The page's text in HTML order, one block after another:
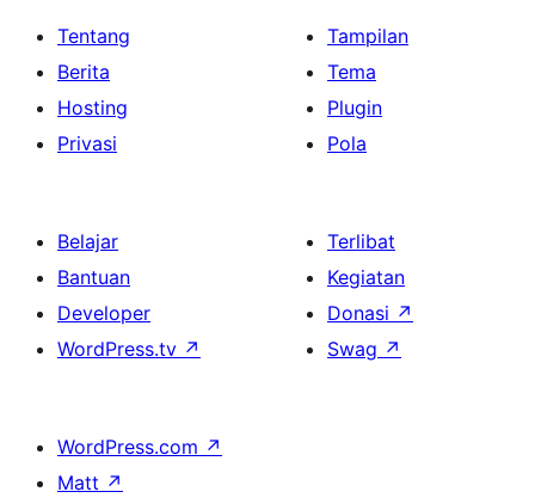
Tentang
Berita
Hosting
Privasi
Tampilan
Tema
Plugin
Pola
Belajar
Bantuan
Developer
WordPress.tv ↗
Terlibat
Kegiatan
Donasi ↗
Swag ↗
WordPress.com ↗
Matt ↗